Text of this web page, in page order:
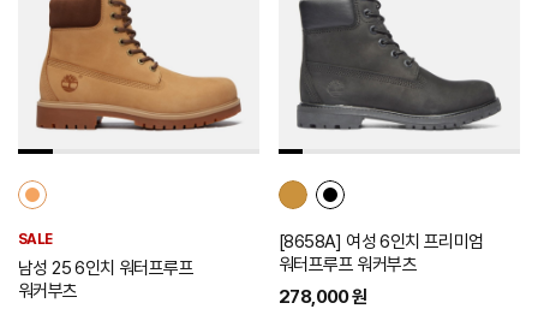
추
가
SALE
남성 25 6인치 워터프루프
워커부츠
추
가
[8658A] 여성 6인치 프리미엄
워터프루프 워커부츠
278,000 원